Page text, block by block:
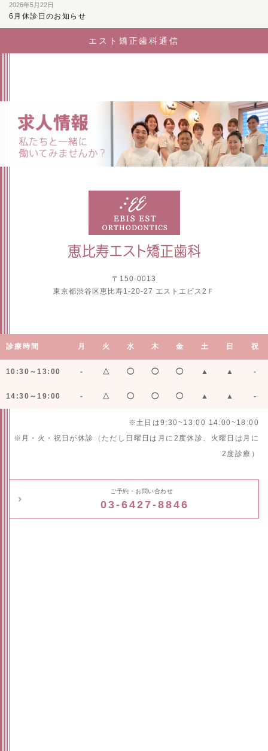
2026年5月22日
6月休診日のお知らせ
エスト矯正歯科通信
〒150-0013
東京都渋谷区恵比寿1-20-27 エストエビス2Ｆ
診療時間 月 火 水 木 金 土 日 祝
10:30～13:00 - △ ◯ ◯ ◯ ▲ ▲ -
14:30～19:00 - △ ◯ ◯ ◯ ▲ ▲ -
※土日は9:30~13:00 14:00~18:00
※月・火・祝日が休診（ただし日曜日は月に2度休診、火曜日は月に
2度診療）
ご予約・お問い合わせ
03-6427-8846